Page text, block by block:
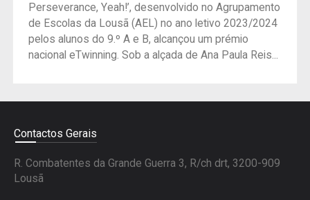
Perseverance, Yeah!’, desenvolvido no Agrupamento
de Escolas da Lousã (AEL) no ano letivo 2023/2024
pelos alunos do 9.º A e B, alcançou um prémio
nacional eTwinning. Sob a alçada de Ana Paula Reis...
Contactos Gerais
R. Combatentes da Grande Guerra 3, R/ch drt, 3200-909
Lousã